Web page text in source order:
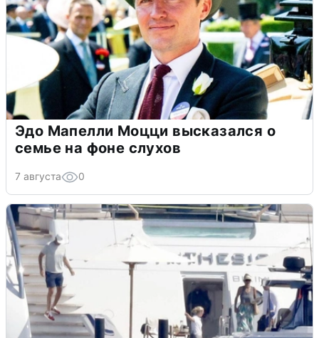
Эдо Мапелли Моцци высказался о
семье на фоне слухов
7 августа 0